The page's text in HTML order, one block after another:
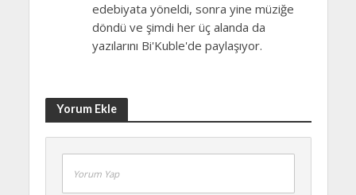
edebiyata yöneldi, sonra yine müziğe
döndü ve şimdi her üç alanda da
yazılarını Bi'Kuble'de paylaşıyor.
Yorum Ekle
Yorum Yap